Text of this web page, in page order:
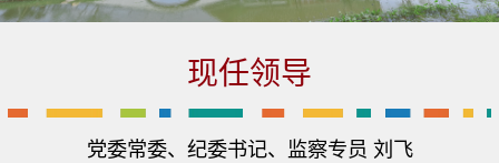
现任领导
党委常委、纪委书记、监察专员 刘飞